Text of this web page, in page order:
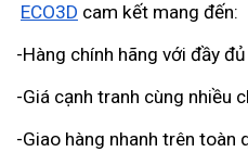
ECO3D cam kết mang đến:
-Hàng chính hãng với đầy
-Giá cạnh tranh cùng nhiều
-Giao hàng nhanh trên toàn